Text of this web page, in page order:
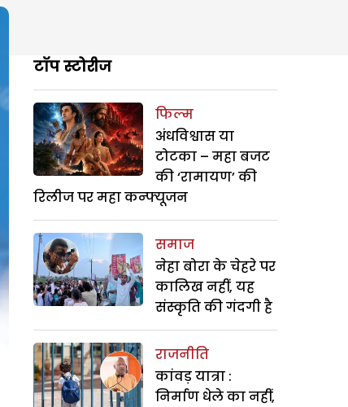
टॉप स्टोरीज
फिल्म
अंधविश्वास या
टोटका – महा बजट
की ‘रामायण’ की
रिलीज पर महा कन्फ्यूजन
समाज
नेहा बोरा के चेहरे पर
कालिख नहीं, यह
संस्कृति की गंदगी है
राजनीति
कांवड़ यात्रा :
निर्माण धेले का नहीं,